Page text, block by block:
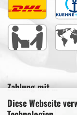
Diese Webseite
Zahlung mit ...